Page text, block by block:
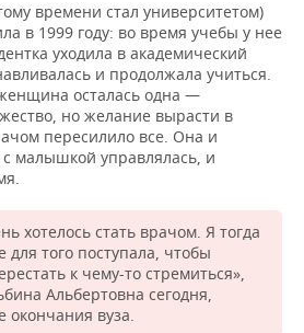
времени стал университетом)
в 1999 году: во время учебы у нее
уходила в академический
и продолжала учиться.
осталась одна —
но желание вырасти в
пересилило все. Она и
с малышкой управлялась, и
хотелось стать врачом. Я тогда
для того поступала, чтобы
к чему-то стремиться»,
Альбертовна сегодня,
окончания вуза.